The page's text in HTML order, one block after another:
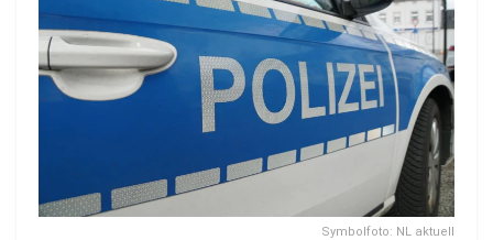
Symbolfoto: NL aktuell